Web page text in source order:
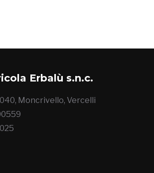
Erbalù s.n.c.
Moncrivello, Vercelli